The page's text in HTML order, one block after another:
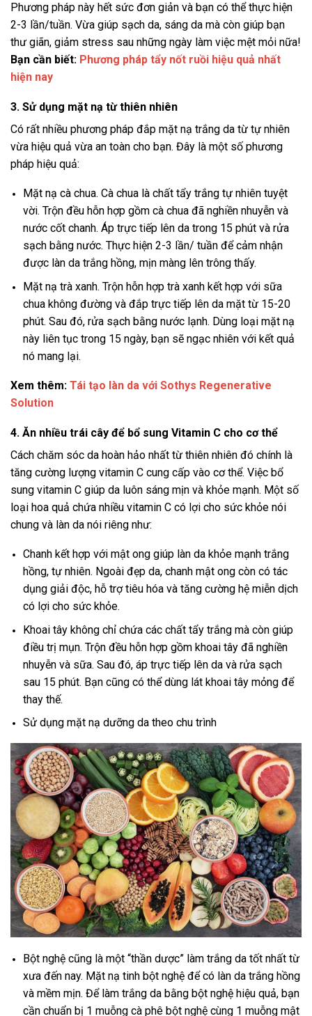
Phương pháp này hết sức đơn giản và bạn có thể thực hiện
2-3 lần/tuần. Vừa giúp sạch da, sáng da mà còn giúp bạn
thư giãn, giảm stress sau những ngày làm việc mệt mỏi nữa!
Bạn cần biết: Phương pháp tẩy nốt ruồi hiệu quả nhất
hiện nay
3. Sử dụng mặt nạ từ thiên nhiên
Có rất nhiều phương pháp đắp mặt nạ trắng da từ tự nhiên
vừa hiệu quả vừa an toàn cho bạn. Đây là một số phương
pháp hiệu quả:
Mặt nạ cà chua. Cà chua là chất tẩy trắng tự nhiên tuyệt
vời. Trộn đều hỗn hợp gồm cà chua đã nghiền nhuyễn và
nước cốt chanh. Áp trực tiếp lên da trong 15 phút và rửa
sạch bằng nước. Thực hiện 2-3 lần/ tuần để cảm nhận
được làn da trắng hồng, mịn màng lên trông thấy.
Mặt nạ trà xanh. Trộn hỗn hợp trà xanh kết hợp với sữa
chua không đường và đắp trực tiếp lên da mặt từ 15-20
phút. Sau đó, rửa sạch bằng nước lạnh. Dùng loại mặt nạ
này liên tục trong 15 ngày, bạn sẽ ngạc nhiên với kết quả
nó mang lại.
Xem thêm: Tái tạo làn da với Sothys Regenerative
Solution
4. Ăn nhiều trái cây để bổ sung Vitamin C cho cơ thể
Cách chăm sóc da hoàn hảo nhất từ thiên nhiên đó chính là
tăng cường lượng vitamin C cung cấp vào cơ thể. Việc bổ
sung vitamin C giúp da luôn sáng mịn và khỏe mạnh. Một số
loại hoa quả chứa nhiều vitamin C có lợi cho sức khỏe nói
chung và làn da nói riêng như:
Chanh kết hợp với mật ong giúp làn da khỏe mạnh trắng
hồng, tự nhiên. Ngoài đẹp da, chanh mật ong còn có tác
dụng giải độc, hỗ trợ tiêu hóa và tăng cường hệ miễn dịch
có lợi cho sức khỏe.
Khoai tây không chỉ chứa các chất tẩy trắng mà còn giúp
điều trị mụn. Trộn đều hỗn hợp gồm khoai tây đã nghiền
nhuyễn và sữa. Sau đó, áp trực tiếp lên da và rửa sạch
sau 15 phút. Bạn cũng có thể dùng lát khoai tây mỏng để
thay thế.
Sử dụng mặt nạ dưỡng da theo chu trình
Bột nghệ cũng là một “thần dược” làm trắng da tốt nhất từ
xưa đến nay. Mặt nạ tinh bột nghệ để có làn da trắng hồng
và mềm mịn. Để làm trắng da bằng bột nghệ hiệu quả, bạn
cần chuẩn bị 1 muỗng cà phê bột nghệ cùng 1 muỗng mật